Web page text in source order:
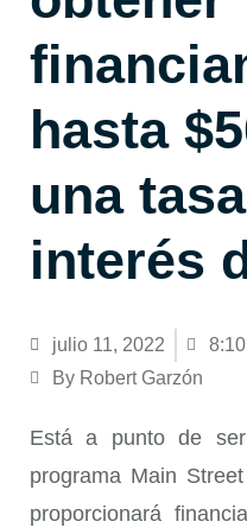
hasta
una
interés
julio 11, 2022
By Robert Garzón
Está a punto de
programa Main
proporcionará